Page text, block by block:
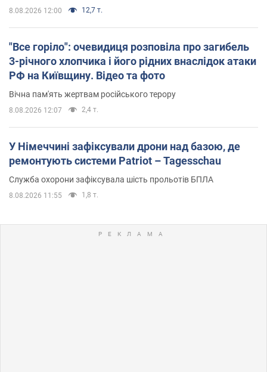
8.08.2026 12:00 12,7 т.
"Все горіло": очевидиця розповіла про загибель
3-річного хлопчика і його рідних внаслідок атаки
РФ на Київщину. Відео та фото
Вічна пам'ять жертвам російського терору
8.08.2026 12:07 2,4 т.
У Німеччині зафіксували дрони над базою, де
ремонтують системи Patriot – Tagesschau
Служба охорони зафіксувала шість прольотів БПЛА
8.08.2026 11:55 1,8 т.